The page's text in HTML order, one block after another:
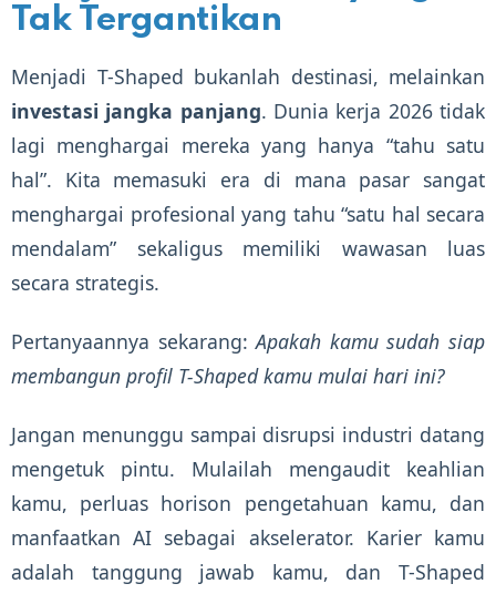
Tak Tergantikan
Menjadi T-Shaped bukanlah destinasi, melainkan
investasi jangka panjang. Dunia kerja 2026 tidak
lagi menghargai mereka yang hanya “tahu satu
hal”. Kita memasuki era di mana pasar sangat
menghargai profesional yang tahu “satu hal secara
mendalam” sekaligus memiliki wawasan luas
secara strategis.
Pertanyaannya sekarang:Apakah kamu sudah siap
membangun profil T-Shaped kamu mulai hari ini?
Jangan menunggu sampai disrupsi industri datang
mengetuk pintu. Mulailah mengaudit keahlian
kamu, perluas horison pengetahuan kamu, dan
manfaatkan AI sebagai akselerator. Karier kamu
adalah tanggung jawab kamu, dan T-Shaped